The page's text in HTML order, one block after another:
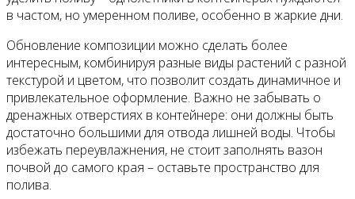
в частом, но умеренном поливе, особенно в жаркие дни.
Обновление композиции можно сделать более
интересным, комбинируя разные виды растений с разной
текстурой и цветом, что позволит создать динамичное и
привлекательное оформление. Важно не забывать о
дренажных отверстиях в контейнере: они должны быть
достаточно большими для отвода лишней воды. Чтобы
избежать переувлажнения, не стоит заполнять вазон
почвой до самого края – оставьте пространство для
полива.